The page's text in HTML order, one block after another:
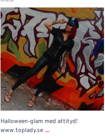
Halloween‑glam med attityd!
www.toplady.se ...